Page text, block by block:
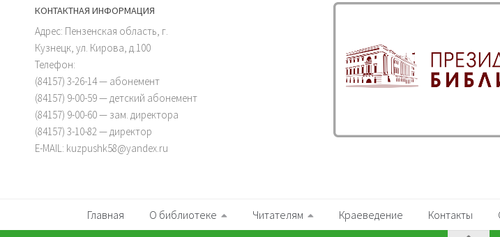
КОНТАКТНАЯ ИНФОРМАЦИЯ
Адрес: Пензенская область, г.
Кузнецк, ул. Кирова, д.100
Телефон:
(84157) 3-26-14 — абонемент
(84157) 9-00-59 — детский абонемент
(84157) 9-00-60 — зам. директора
(84157) 3-10-82 — директор
E-MAIL: kuzpushk58@yandex.ru
Главная О библиотеке Читателям Краеведение Контакты